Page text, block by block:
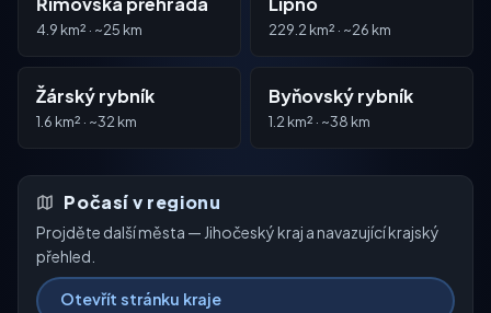
4.9 km² · ~25 km 229.2 km² · ~26 km
Žárský rybník
1.6 km² · ~32 km
Byňovský rybník
1.2 km² · ~38 km
Počasí v regionu
Projděte další města — Jihočeský kraj a navazující krajský
přehled.
Otevřít stránku kraje